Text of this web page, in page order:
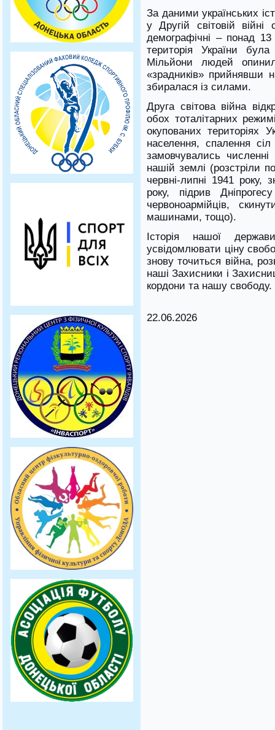
За даними українських
у Другій світовій
демографічні – понад
територія України
Мільйони людей
«зрадників» прийнявши
збиралася із силами.
Друга світова війна
обох тоталітарних
окупованих територіях
населення, спалення
замовчувались
нашій землі (розстріли
червні-липні 1941
року, підрив
червоноармійців,
машинами, тощо).
Історія нашої
усвідомлювати ціну
знову точиться війна,
наші Захисники і
кордони та нашу свободу.
22.06.2026